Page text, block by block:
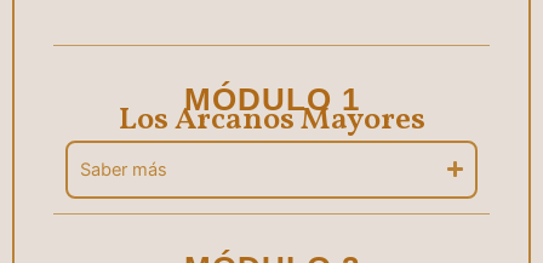
MÓDULO 1
Los Arcanos Mayores
Saber más